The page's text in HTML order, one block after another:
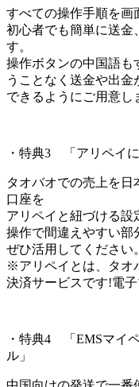
すべての操作手順を画
初心者でも簡単に送金
す。
操作ボタンの中国語も
うことなく送金や出金
できるようにご用意し
・特典3 「アリペイ
タオバオでの売上を
口座を
アリペイと紐づける設
操作で間違えやすい部
ぜひ活用してください。
※アリペイとは、タオ
決済サービスです!電
・特典4 「EMSマイ
ル」